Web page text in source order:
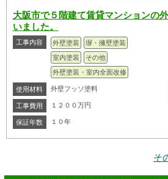
大阪市で５階建て賃貸マンションの
いました。
工事内容 外壁塗装
塀・擁壁塗装
室内塗装
その他
外壁塗装・室内全面改修
使用材料 外壁フッソ塗料
工事費用 １２００万円
保証年数 １０年
そ